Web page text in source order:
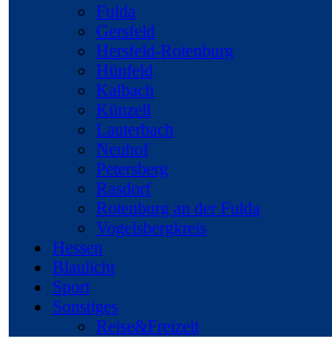
Fulda
Gersfeld
Hersfeld-Rotenburg
Hünfeld
Kalbach
Künzell
Lauterbach
Neuhof
Petersberg
Rasdorf
Rotenburg an der Fulda
Vogelsbergkreis
Hessen
Blaulicht
Sport
Sonstiges
Reise&Freizeit